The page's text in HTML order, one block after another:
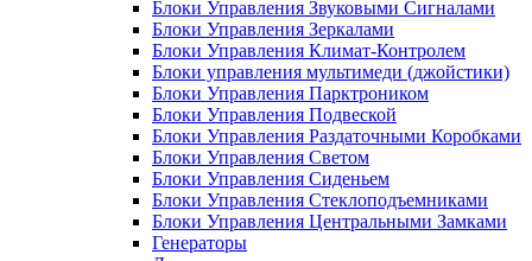
Блоки Управления Звуковыми Сигналами
Блоки Управления Зеркалами
Блоки Управления Климат-Контролем
Блоки управления мультимеди (джойстики)
Блоки Управления Парктроником
Блоки Управления Подвеской
Блоки Управления Раздаточными Коробками
Блоки Управления Светом
Блоки Управления Сиденьем
Блоки Управления Стеклоподъемниками
Блоки Управления Центральными Замками
Генераторы